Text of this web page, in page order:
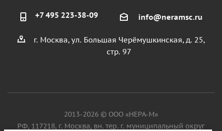
+7 495 223-38-09 info@neramsc.ru
г. Москва, ул. Большая Черёмушкинская, д. 25,
стр. 97
2013-2026 © ООО «НЕРА-М»
РФ, 117218, г. Москва, вн. тер. г. муниципальный округ